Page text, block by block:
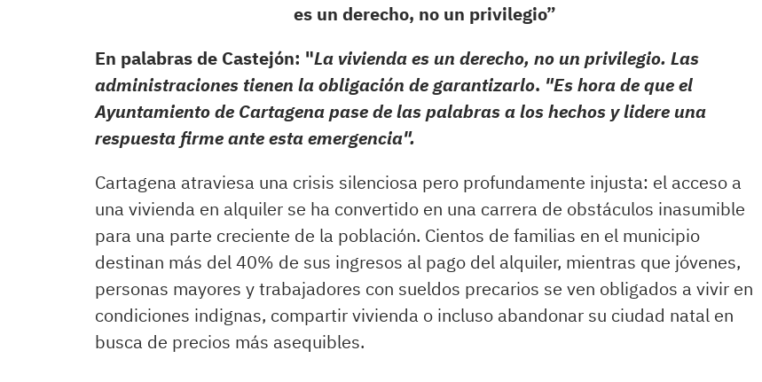
es un derecho, no un privilegio”
En palabras de Castejón: "La vivienda es un derecho, no un privilegio. Las
administraciones tienen la obligación de garantizarlo. "Es hora de que el
Ayuntamiento de Cartagena pase de las palabras a los hechos y lidere una
respuesta firme ante esta emergencia".
Cartagena atraviesa una crisis silenciosa pero profundamente injusta: el acceso a
una vivienda en alquiler se ha convertido en una carrera de obstáculos inasumible
para una parte creciente de la población. Cientos de familias en el municipio
destinan más del 40% de sus ingresos al pago del alquiler, mientras que jóvenes,
personas mayores y trabajadores con sueldos precarios se ven obligados a vivir en
condiciones indignas, compartir vivienda o incluso abandonar su ciudad natal en
busca de precios más asequibles.